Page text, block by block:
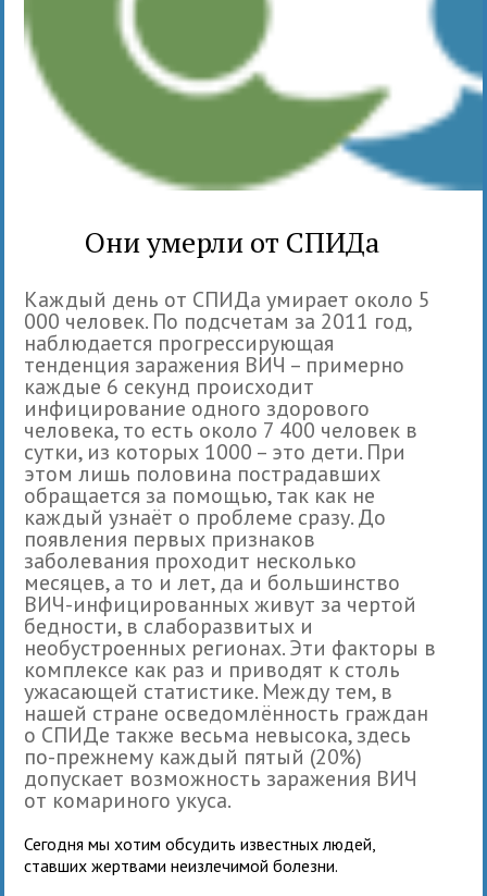
Они умерли от СПИДа
Каждый день от СПИДа умирает около 5
000 человек. По подсчетам за 2011 год,
наблюдается прогрессирующая
тенденция заражения ВИЧ – примерно
каждые 6 секунд происходит
инфицирование одного здорового
человека, то есть около 7 400 человек в
сутки, из которых 1000 – это дети. При
этом лишь половина пострадавших
обращается за помощью, так как не
каждый узнаёт о проблеме сразу. До
появления первых признаков
заболевания проходит несколько
месяцев, а то и лет, да и большинство
ВИЧ-инфицированных живут за чертой
бедности, в слаборазвитых и
необустроенных регионах. Эти факторы в
комплексе как раз и приводят к столь
ужасающей статистике. Между тем, в
нашей стране осведомлённость граждан
о СПИДе также весьма невысока, здесь
по-прежнему каждый пятый (20%)
допускает возможность заражения ВИЧ
от комариного укуса.
Сегодня мы хотим обсудить известных людей,
ставших жертвами неизлечимой болезни.